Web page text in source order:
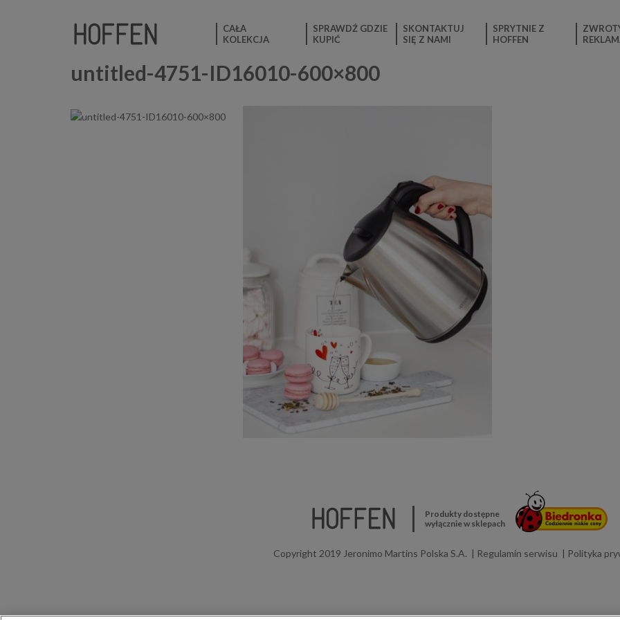
CAŁA
KOLEKCJA
SPRAWDŹ GDZIE
KUPIĆ
SKONTAKTUJ
SIĘ Z NAMI
SPRYTNIE Z
HOFFEN
untitled-4751-ID16010-600×800
Produkty dostępne
wyłącznie w sklepach
Copyright 2019 Jeronimo Martins Polska S.A. Regulamin serwisu Polityka